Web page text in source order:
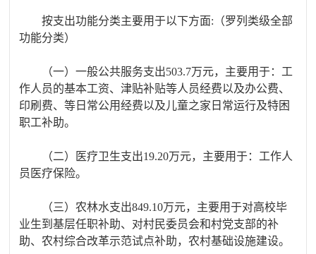
按支出功能分类主要用于以下方面:（罗列类级全部
功能分类）
（一）一般公共服务支出503.7万元，主要用于：工
作人员的基本工资、津贴补贴等人员经费以及办公费、
印刷费、等日常公用经费以及儿童之家日常运行及特困
职工补助。
（二）医疗卫生支出19.20万元，主要用于：工作人
员医疗保险。
（三）农林水支出849.10万元，主要用于对高校毕
业生到基层任职补助、对村民委员会和村党支部的补
助、农村综合改革示范试点补助，农村基础设施建设。